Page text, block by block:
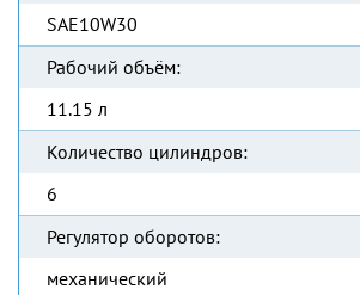
SAE10W30
Рабочий объём:
11.15 л
Количество цилиндров:
6
Регулятор оборотов:
механический